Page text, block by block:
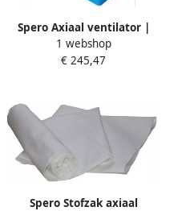
Spero Axiaal ventilator |
3900M3 H | dia:300mm |
750W excl. koker met
1 webshop
€ 245,47
Spero Stofzak axiaal